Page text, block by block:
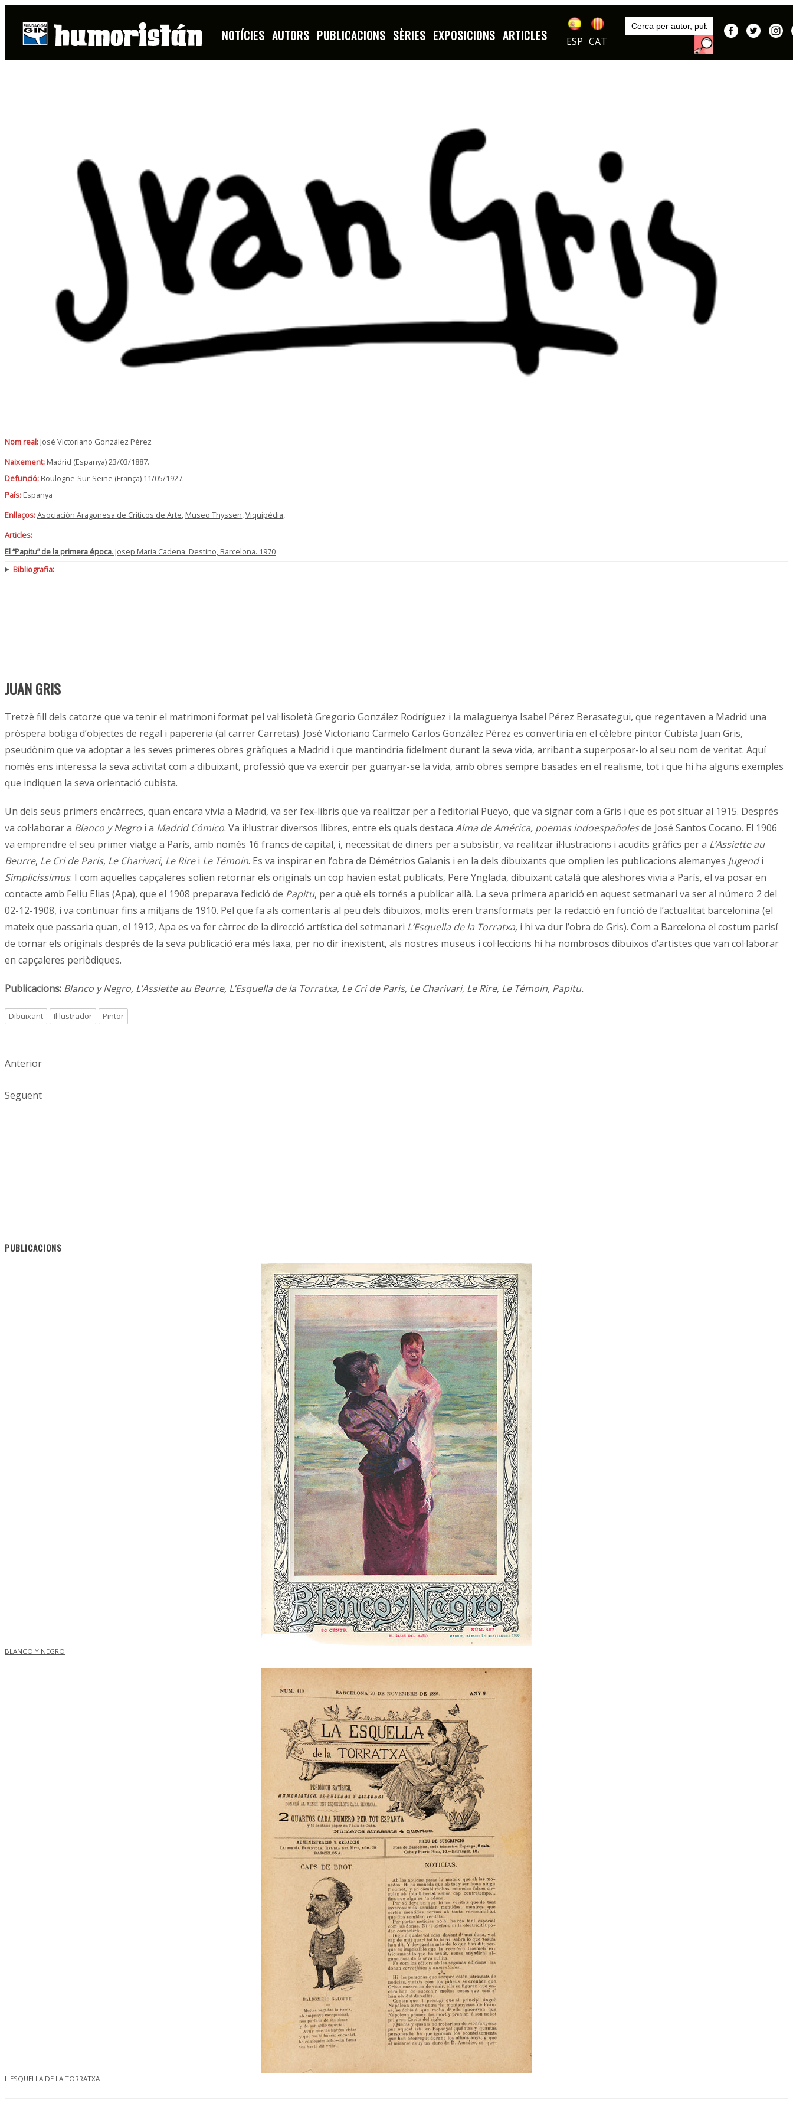
NOTÍCIES AUTORS PUBLICACIONS SÈRIES EXPOSICIONS ARTICLES ESP CAT
Autors
FITXA DIBUIXOS
Nom real: José Victoriano González Pérez
Naixement: Madrid (Espanya) 23/03/1887.
Defunció: Boulogne-Sur-Seine (França) 11/05/1927.
País: Espanya
Enllaços:Asociación Aragonesa de Críticos de Arte, Museo Thyssen,Viquipèdia,
Articles:
El “Papitu” de la primera época. Josep Maria Cadena. Destino, Barcelona. 1970
Bibliografia:
JUAN GRIS
Tretzè fill dels catorze que va tenir el matrimoni format pel val·lisoletà Gregorio González Rodríguez i la malaguenya Isabel Pérez Berasategui, que regentaven a Madrid una
pròspera botiga d’objectes de regal i papereria (al carrer Carretas). José Victoriano Carmelo Carlos González Pérez es convertiria en el cèlebre pintor Cubista Juan Gris,
pseudònim que va adoptar a les seves primeres obres gràfiques a Madrid i que mantindria fidelment durant la seva vida, arribant a superposar-lo al seu nom de veritat. Aquí
només ens interessa la seva activitat com a dibuixant, professió que va exercir per guanyar-se la vida, amb obres sempre basades en el realisme, tot i que hi ha alguns exemples
que indiquen la seva orientació cubista.
Un dels seus primers encàrrecs, quan encara vivia a Madrid, va ser l’ex-libris que va realitzar per a l’editorial Pueyo, que va signar com a Gris i que es pot situar al 1915. Després
va col·laborar a Blanco y Negro i a Madrid Cómico. Va il·lustrar diversos llibres, entre els quals destaca Alma de América, poemas indoespañolesde José Santos Cocano. El 1906
va emprendre el seu primer viatge a París, amb només 16 francs de capital, i, necessitat de diners per a subsistir, va realitzar il·lustracions i acudits gràfics per a L’Assiette au
Beurre, Le Cri de Paris, Le Charivari, Le Rirei Le Témoin. Es va inspirar en l’obra de Démétrios Galanis i en la dels dibuixants que omplien les publicacions alemanyes Jugendi
Simplicissimus. I com aquelles capçaleres solien retornar els originals un cop havien estat publicats, Pere Ynglada, dibuixant català que aleshores vivia a París, el va posar en
contacte amb Feliu Elias (Apa), que el 1908 preparava l’edició de Papitu, per a què els tornés a publicar allà. La seva primera aparició en aquest setmanari va ser al número 2 del
02-12-1908, i va continuar fins a mitjans de 1910. Pel que fa als comentaris al peu dels dibuixos, molts eren transformats per la redacció en funció de l’actualitat barcelonina (el
mateix que passaria quan, el 1912, Apa es va fer càrrec de la direcció artística del setmanari L’Esquella de la Torratxa, i hi va dur l’obra de Gris). Com a Barcelona el costum parisí
de tornar els originals després de la seva publicació era més laxa, per no dir inexistent, als nostres museus i col·leccions hi ha nombrosos dibuixos d’artistes que van col·laborar
en capçaleres periòdiques.
Publicacions: Blanco y Negro, L’Assiette au Beurre, L’Esquella de la Torratxa, Le Cri de Paris, Le Charivari, Le Rire, Le Témoin, Papitu.
Dibuixant Il·lustrador Pintor
Anterior
Següent
PUBLICACIONS
BLANCO Y NEGRO
L'ESQUELLA DE LA TORRATXA